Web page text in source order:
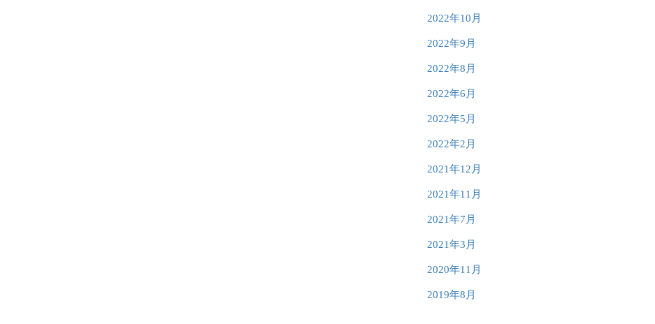
2022年10月
2022年9月
2022年8月
2022年6月
2022年5月
2022年2月
2021年12月
2021年11月
2021年7月
2021年3月
2020年11月
2019年8月